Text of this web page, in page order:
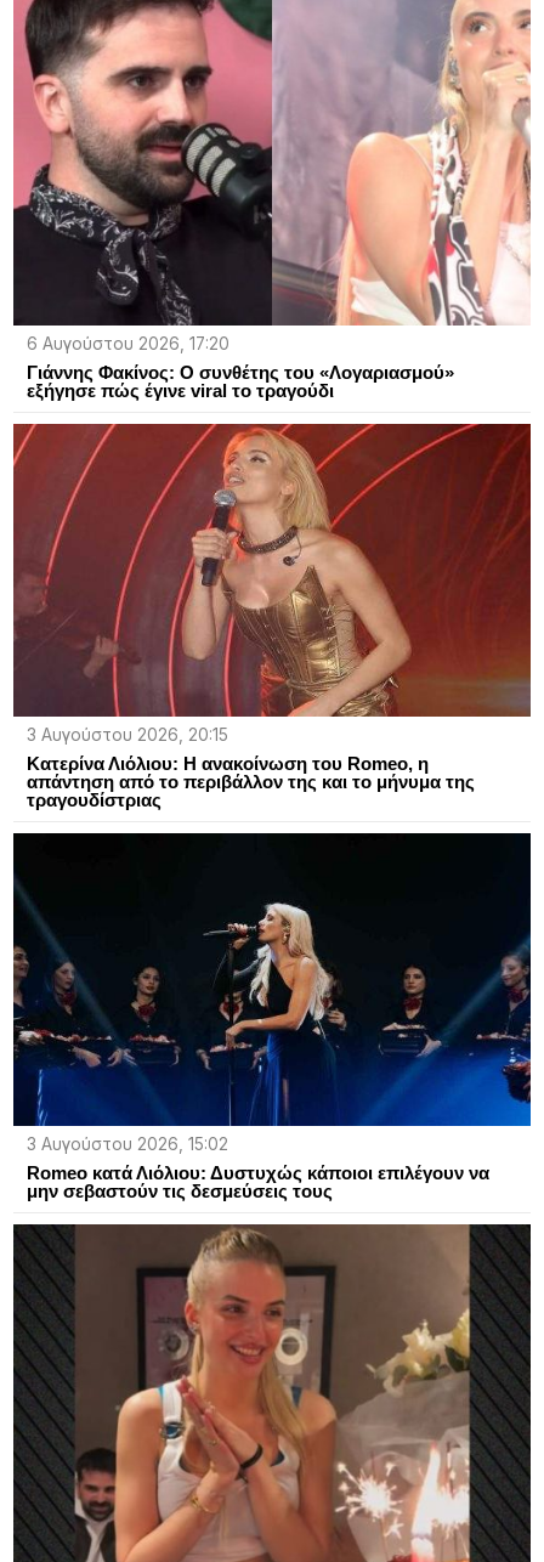
6 Αυγούστου 2026, 17:20
Γιάννης Φακίνος: Ο συνθέτης του «Λογαριασμού»
εξήγησε πώς έγινε viral το τραγούδι
3 Αυγούστου 2026, 20:15
Κατερίνα Λιόλιου: Η ανακοίνωση του Romeo, η
απάντηση από το περιβάλλον της και το μήνυμα της
τραγουδίστριας
3 Αυγούστου 2026, 15:02
Romeo κατά Λιόλιου: Δυστυχώς κάποιοι επιλέγουν να
μην σεβαστούν τις δεσμεύσεις τους